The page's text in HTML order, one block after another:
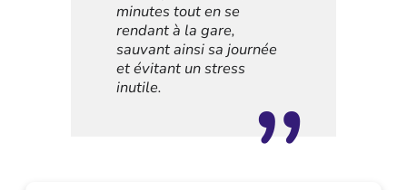
minutes tout en se
rendant à la gare,
sauvant ainsi sa journée
et évitant un stress
inutile.